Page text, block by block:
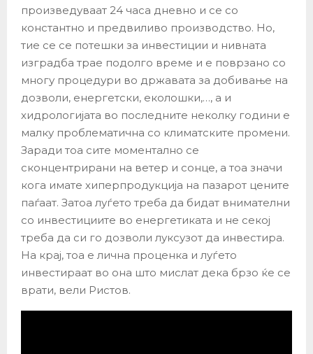
произведуваат 24 часа дневно и се со
константно и предвиливо производство. Но,
тие се се потешки за инвестиции и нивната
изградба трае подолго време и е поврзано со
многу процедури во државата за добивање на
дозволи, енергетски, еколошки,…, а и
хидрологијата во последните неколку години е
малку проблематична со климатските промени.
Заради тоа сите моментално се
сконцентрирани на ветер и сонце, а тоа значи
кога имате хиперпродукција на пазарот цените
паѓаат. Затоа луѓето треба да бидат внимателни
со инвестициите во енергетиката и не секој
треба да си го дозволи луксузот да инвестира.
На крај, тоа е лична проценка и луѓето
инвестираат во она што мислат дека брзо ќе се
врати, вели Ристов.